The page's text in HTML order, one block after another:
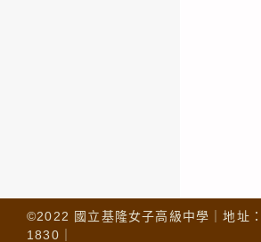
©2022 國立基隆女子高級中學｜地
1830｜